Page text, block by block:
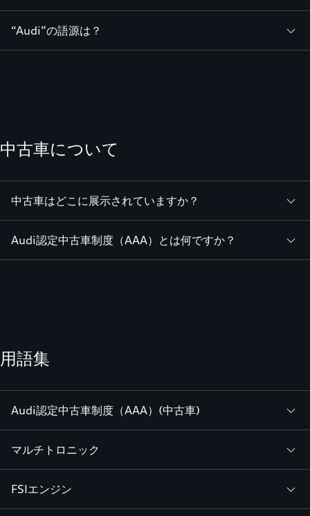
“Audi”の語源は？
中古車について
中古車はどこに展示されていますか？
Audi認定中古車制度（AAA）とは何ですか？
用語集
Audi認定中古車制度（AAA）(中古車)
マルチトロニック
FSIエンジン